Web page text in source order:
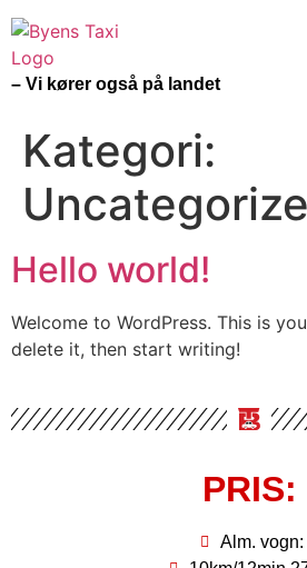
– Vi kører også på landet
Kategori:
Hello world!
Welcome to WordPress. This is
delete it, then start writing!
PRIS:
Alm. vogn: